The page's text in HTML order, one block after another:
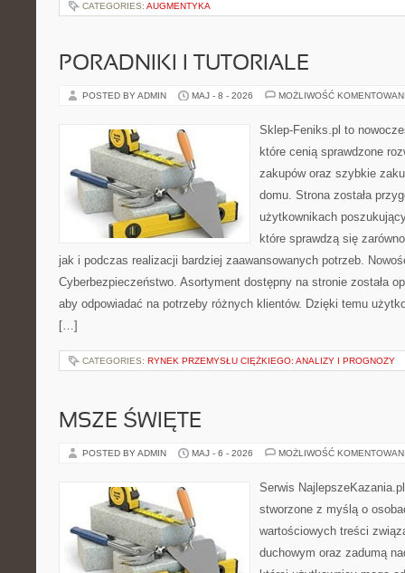
CATEGORIES: AUGMENTYKA
PORADNIKI I TUTORIALE
POSTED BY ADMIN MAJ - 8 - 2026 MOŻLIWOŚĆ
Sklep-Feniks.pl to
które cenią sprawdzone
zakupów oraz szybkie
domu. Strona została
użytkownikach
które sprawdzą się
jak i podczas realizacji bardziej zaawansowanych potrzeb.
Cyberbezpieczeństwo. Asortyment dostępny na stronie została
aby odpowiadać na potrzeby różnych klientów. Dzięki temu
[…]
CATEGORIES: RYNEK PRZEMYSŁU CIĘŻKIEGO: ANALIZY I PROGNOZY
MSZE ŚWIĘTE
POSTED BY ADMIN MAJ - 6 - 2026 MOŻLIWOŚĆ
Serwis
stworzone z myślą o
wartościowych treści
duchowym oraz zadumą